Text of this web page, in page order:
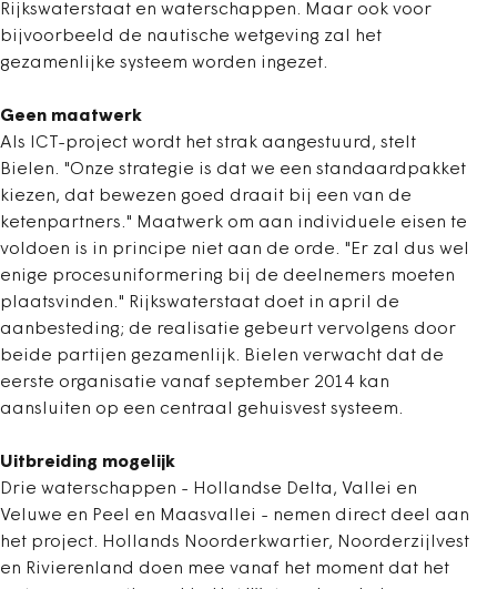
Rijkswaterstaat en waterschappen. Maar ook voor
bijvoorbeeld de nautische wetgeving zal het
gezamenlijke systeem worden ingezet.
Geen maatwerk
Als ICT-project wordt het strak aangestuurd, stelt
Bielen. "Onze strategie is dat we een standaardpakket
kiezen, dat bewezen goed draait bij een van de
ketenpartners." Maatwerk om aan individuele eisen te
voldoen is in principe niet aan de orde. "Er zal dus wel
enige procesuniformering bij de deelnemers moeten
plaatsvinden." Rijkswaterstaat doet in april de
aanbesteding; de realisatie gebeurt vervolgens door
beide partijen gezamenlijk. Bielen verwacht dat de
eerste organisatie vanaf september 2014 kan
aansluiten op een centraal gehuisvest systeem.
Uitbreiding mogelijk
Drie waterschappen - Hollandse Delta, Vallei en
Veluwe en Peel en Maasvallei - nemen direct deel aan
het project. Hollands Noorderkwartier, Noorderzijlvest
en Rivierenland doen mee vanaf het moment dat het